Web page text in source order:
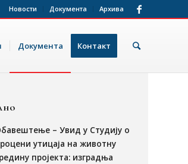
Новости Документа Архива
Документа Контакт
– Увид у Студију о
утицаја на животну
пројекта: изградња